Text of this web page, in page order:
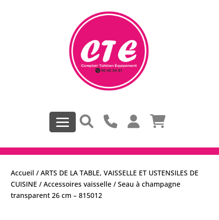
Accueil /ARTS DE LA TABLE, VAISSELLE ET USTENSILES DE
CUISINE /Accessoires vaisselle / Seau à champagne
transparent 26 cm – 815012